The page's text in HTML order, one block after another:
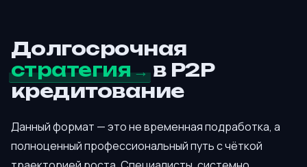
Долгосрочная
стратегия
в P2P
кредитование
Данный формат — это не временная подработка, а
полноценный профессиональный путь с чёткой